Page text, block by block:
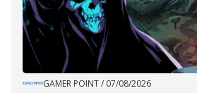
GAMER POINT/ 07/08/2026